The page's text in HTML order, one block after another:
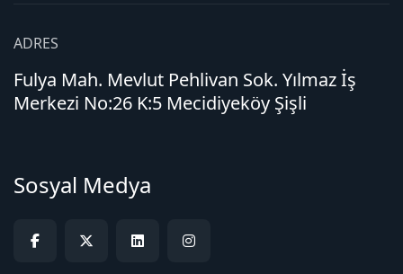
ADRES
Fulya Mah. Mevlut Pehlivan Sok. Yılmaz İş
Merkezi No:26 K:5 Mecidiyeköy Şişli
Sosyal Medya